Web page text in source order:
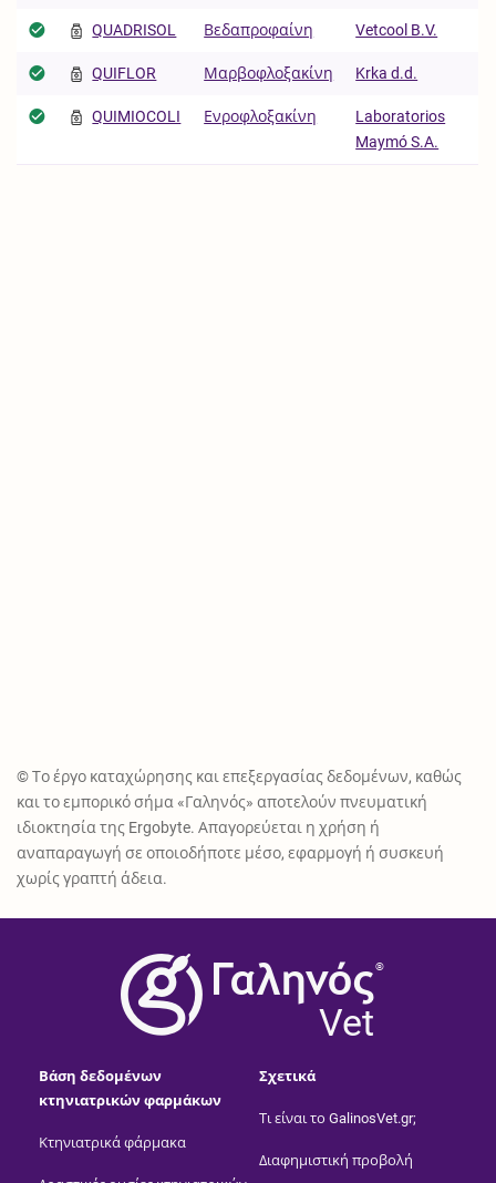
QUADRISOL Βεδαπροφαίνη Vetcool B.V.
QUIFLOR Μαρβοφλοξακίνη Krka d.d.
QUIMIOCOLI Ενροφλοξακίνη
Laboratorios
Maymó S.A.
© Το έργο καταχώρησης και επεξεργασίας δεδομένων, καθώς
και το εμπορικό σήμα «Γαληνός» αποτελούν πνευματική
ιδιοκτησία της Ergobyte. Απαγορεύεται η χρήση ή
αναπαραγωγή σε οποιοδήποτε μέσο, εφαρμογή ή συσκευή
χωρίς γραπτή άδεια.
®
Vet
Βάση δεδομένων
κτηνιατρικών φαρμάκων
Κτηνιατρικά φάρμακα
Σχετικά
Τι είναι το GalinosVet.gr;
Διαφημιστική προβολή